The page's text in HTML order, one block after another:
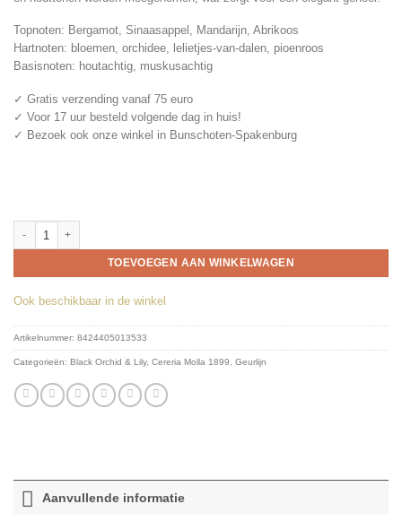
Topnoten: Bergamot, Sinaasappel, Mandarijn, Abrikoos
Hartnoten: bloemen, orchidee, lelietjes-van-dalen, pioenroos
Basisnoten: houtachtig, muskusachtig
✓ Gratis verzending vanaf 75 euro
✓ Voor 17 uur besteld volgende dag in huis!
✓ Bezoek ook onze winkel in Bunschoten-Spakenburg
TOEVOEGEN AAN WINKELWAGEN
Ook beschikbaar in de winkel
Artikelnummer: 8424405013533
Categorieën: Black Orchid & Lily, Cereria Molla 1899 Geurlijn
Aanvullende informatie